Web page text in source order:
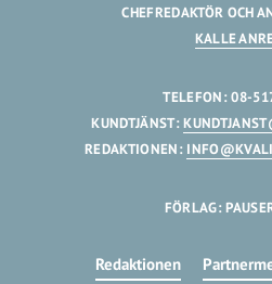
CHEFREDAKTÖR OCH
KALLE
TELEFON: 08-
KUNDTJÄNST:
REDAKTIONEN:
FÖRLAG:
Redaktionen